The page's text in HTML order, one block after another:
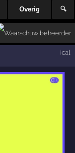
Overig 🔍
ical